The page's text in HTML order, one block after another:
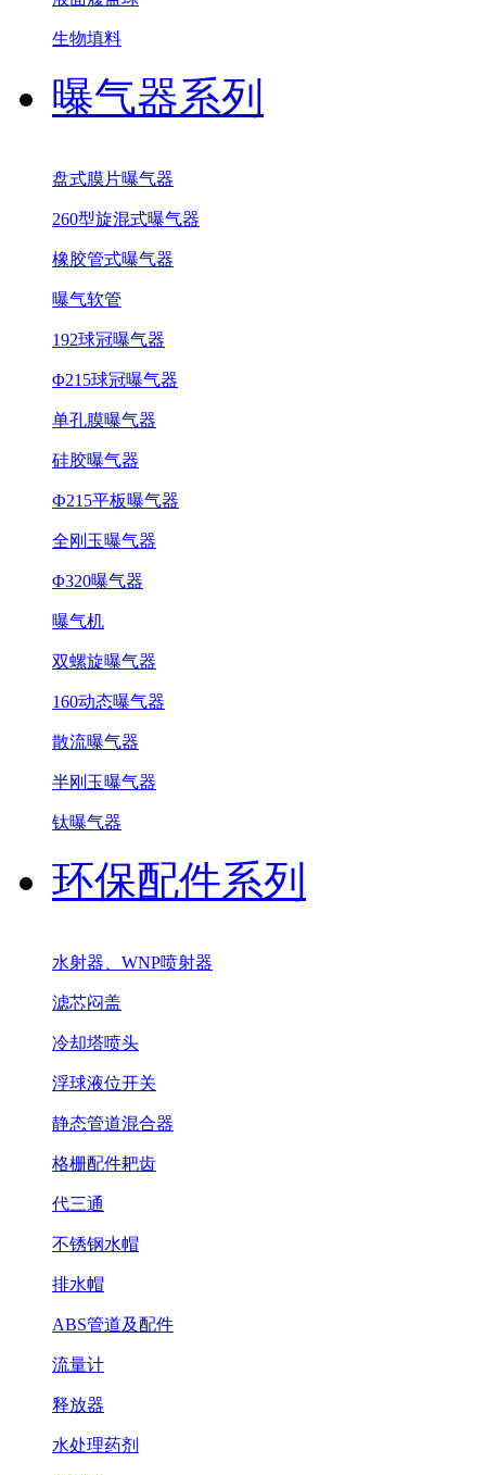
生物填料
曝气器系列
盘式膜片曝气器
260型旋混式曝气器
橡胶管式曝气器
曝气软管
192球冠曝气器
Φ215球冠曝气器
单孔膜曝气器
硅胶曝气器
Ф215平板曝气器
全刚玉曝气器
Φ320曝气器
曝气机
双螺旋曝气器
160动态曝气器
散流曝气器
半刚玉曝气器
钛曝气器
环保配件系列
水射器、WNP喷射器
滤芯闷盖
冷却塔喷头
浮球液位开关
静态管道混合器
格栅配件耙齿
代三通
不锈钢水帽
排水帽
ABS管道及配件
流量计
释放器
水处理药剂